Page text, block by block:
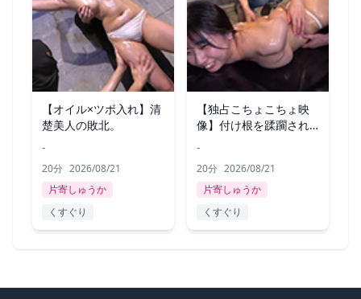
【オイル×ツボ入れ】清
楚美人の敗北。
-
20分 2026/08/21
片寄しゅうか
くすぐり
【独占こちょこちょ映
像】付け根を蹂躙され
-
20分 2026/08/21
片寄しゅうか
くすぐり